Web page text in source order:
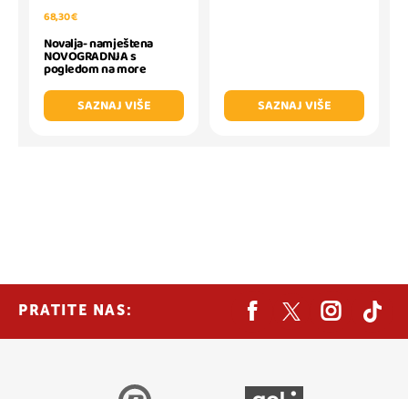
68,30 €
Novalja- namještena
NOVOGRADNJA s
pogledom na more
SAZNAJ VIŠE
SAZNAJ VIŠE
PRATITE NAS: